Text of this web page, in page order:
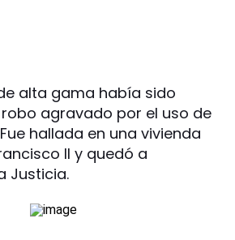
alta gama había sido
agravado por el uso de
hallada en una vivienda
II y quedó a
Justicia.